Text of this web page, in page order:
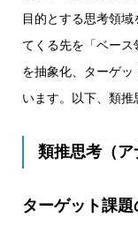
目的とする思考領
てくる先を「ベー
を抽象化、ターゲ
います。以下、類推
類推思考（
ターゲット課